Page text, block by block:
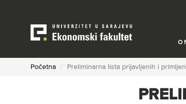
O
Početna Preliminarna lista prijavljenih i